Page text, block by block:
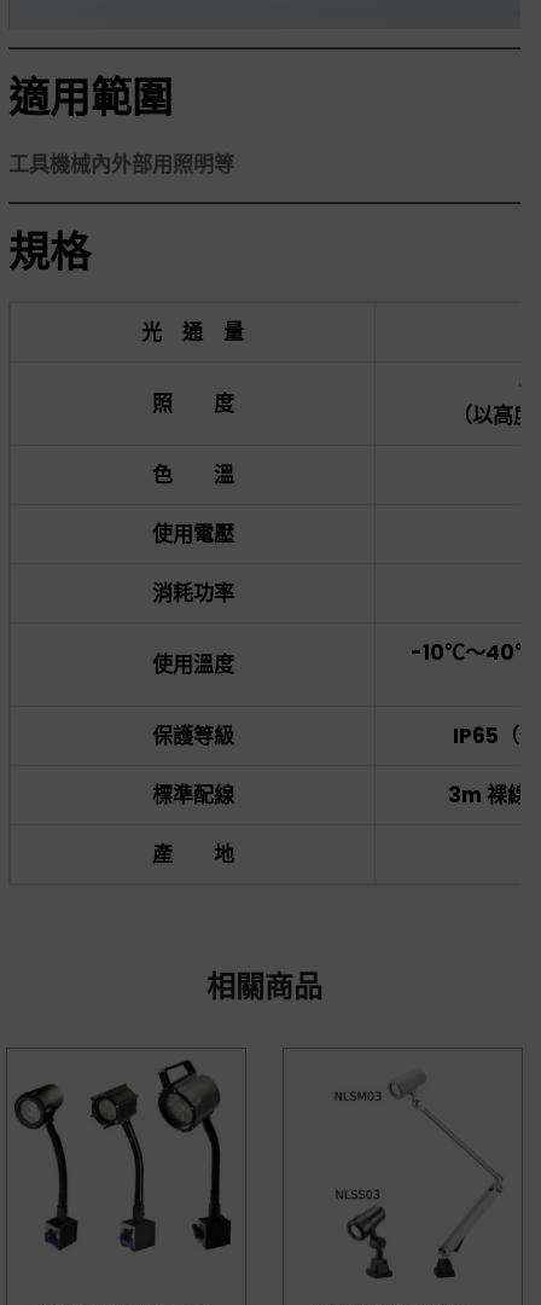
適用範圍
工具機械內外部用照明等
規格
光 通 量
照 度
（以高
色 溫
使用電壓
消耗功率
使用溫度
-10℃～40℃
保護等級 IP65（
標準配線 3m 裸線
產 地
相關商品